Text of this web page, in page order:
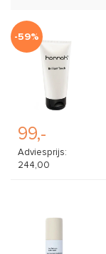
-59%
99,-
Adviesprijs:
244,00